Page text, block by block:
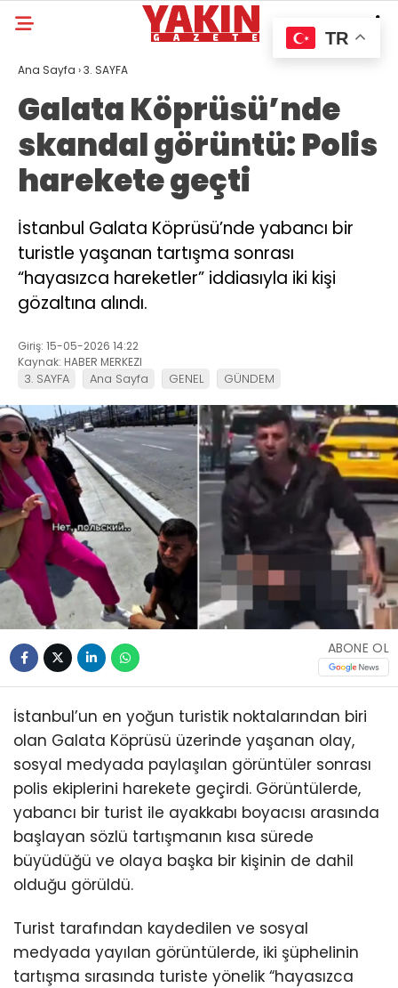
Ana Sayfa ›3. SAYFA
Galata Köprüsü’nde
skandal görüntü: Polis
harekete geçti
İstanbul Galata Köprüsü’nde yabancı bir
turistle yaşanan tartışma sonrası
“hayasızca hareketler” iddiasıyla iki kişi
gözaltına alındı.
Giriş: 15-05-2026 14:22
Kaynak: HABER MERKEZI
3. SAYFA Ana Sayfa GENEL GÜNDEM
ABONE OL
İstanbul’un en yoğun turistik noktalarından biri
olan Galata Köprüsü üzerinde yaşanan olay,
sosyal medyada paylaşılan görüntüler sonrası
polis ekiplerini harekete geçirdi. Görüntülerde,
yabancı bir turist ile ayakkabı boyacısı arasında
başlayan sözlü tartışmanın kısa sürede
büyüdüğü ve olaya başka bir kişinin de dahil
olduğu görüldü.
Turist tarafından kaydedilen ve sosyal
medyada yayılan görüntülerde, iki şüphelinin
tartışma sırasında turiste yönelik “hayasızca
TR